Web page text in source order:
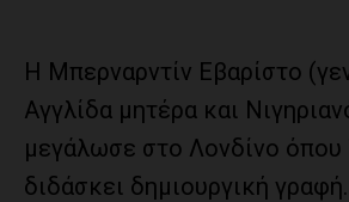
Η Μπερναρντίν Εβαρίστο
Αγγλίδα μητέρα και
μεγάλωσε στο Λονδίνο όπου
διδάσκει δημιουργική